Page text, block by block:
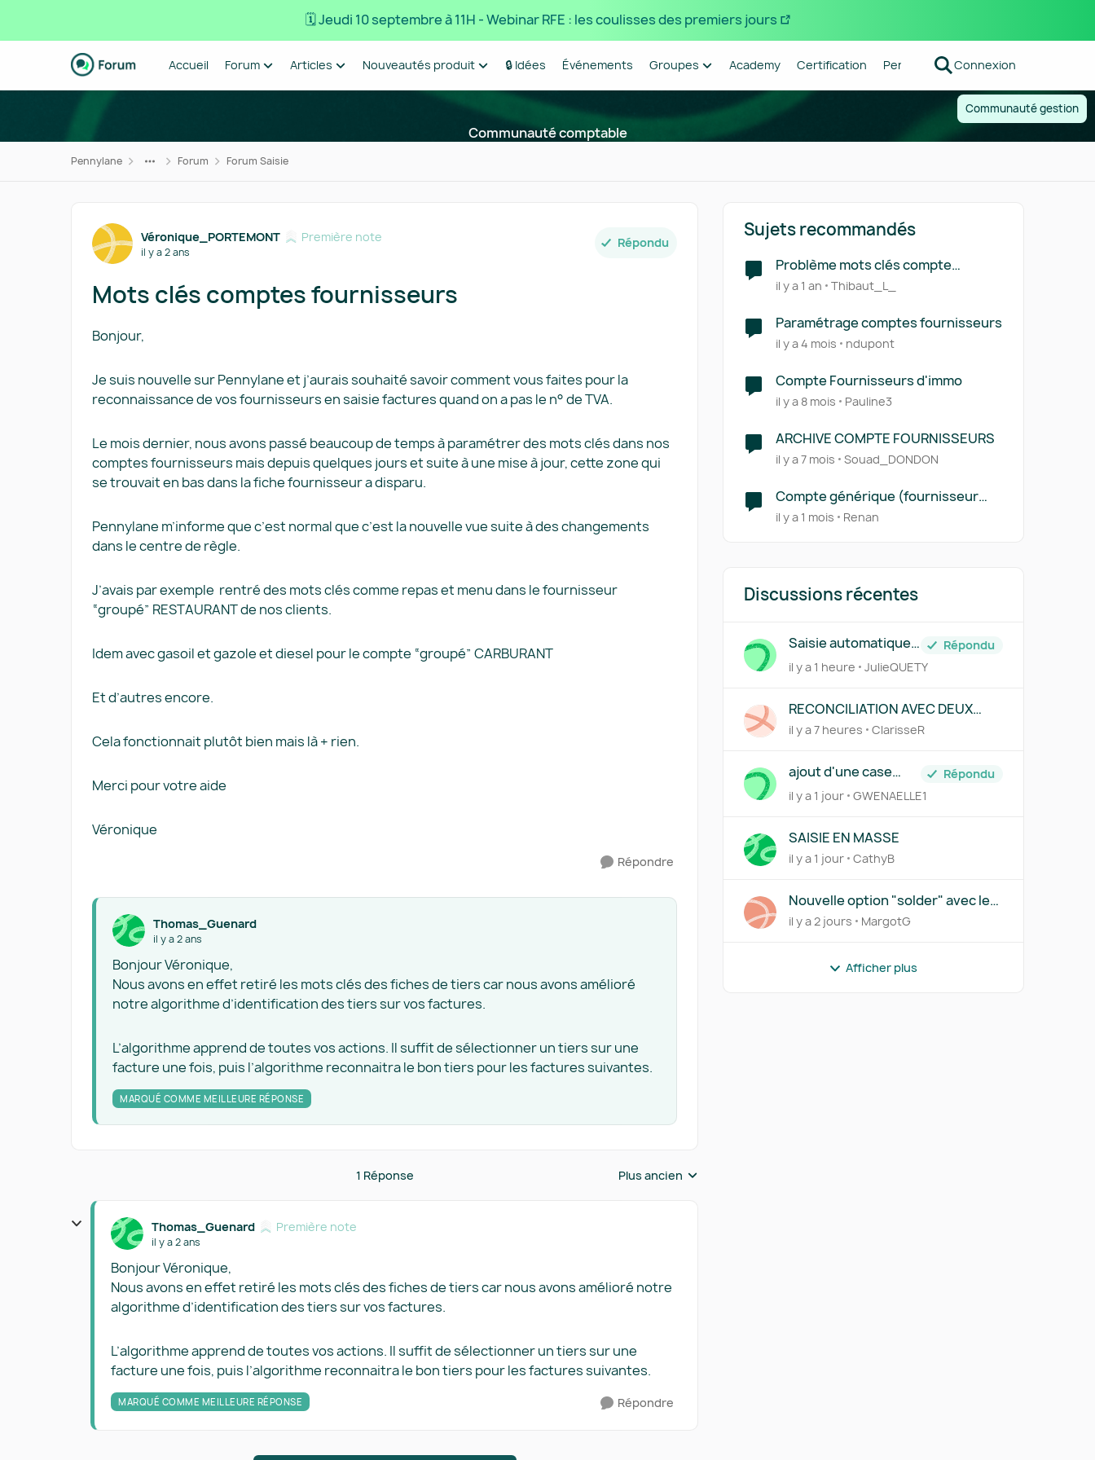
🗓️ Jeudi 10 septembre à 11H - Webinar RFE : les coulisses des premiers jours
Passer au contenu
Accueil Forum Articles Nouveautés produit 🔒 Idées Événements Groupes Academy Certification Pennylane Centre d'aide
Connexion
Communauté gestion
Communauté comptable
Pennylane Forum Forum Saisie
Forum Discussion
Véronique_PORTEMONT Première note
il y a 2 ans
Répondu
Mots clés comptes fournisseurs
Bonjour,
Je suis nouvelle sur Pennylane et j’aurais souhaité savoir comment vous faites pour la
reconnaissance de vos fournisseurs en saisie factures quand on a pas le n° de TVA.
Le mois dernier, nous avons passé beaucoup de temps à paramétrer des mots clés dans nos
comptes fournisseurs mais depuis quelques jours et suite à une mise à jour, cette zone qui
se trouvait en bas dans la fiche fournisseur a disparu.
Pennylane m’informe que c’est normal que c’est la nouvelle vue suite à des changements
dans le centre de règle.
J’avais par exemple rentré des mots clés comme repas et menu dans le fournisseur
“groupé” RESTAURANT de nos clients.
Idem avec gasoil et gazole et diesel pour le compte “groupé” CARBURANT
Et d’autres encore.
Cela fonctionnait plutôt bien mais là + rien.
Merci pour votre aide
Véronique
Répondre
Thomas_Guenard
il y a 2 ans
Bonjour Véronique,
Nous avons en effet retiré les mots clés des fiches de tiers car nous avons amélioré
notre algorithme d’identification des tiers sur vos factures.
L’algorithme apprend de toutes vos actions. Il suffit de sélectionner un tiers sur une
facture une fois, puis l’algorithme reconnaitra le bon tiers pour les factures suivantes.
MARQUÉ COMME MEILLEURE RÉPONSE
1 Réponse Réponses triées par
Plus ancien
Thomas_Guenard Première note
il y a 2 ans
Bonjour Véronique,
Nous avons en effet retiré les mots clés des fiches de tiers car nous avons amélioré notre
algorithme d’identification des tiers sur vos factures.
L’algorithme apprend de toutes vos actions. Il suffit de sélectionner un tiers sur une
facture une fois, puis l’algorithme reconnaitra le bon tiers pour les factures suivantes.
MARQUÉ COMME MEILLEURE RÉPONSE Répondre
Sujets recommandés
Problème mots clés compte
fournisseurs
il y a 1 an Thibaut_L_
Paramétrage comptes fournisseurs
il y a 4 mois ndupont
Compte Fournisseurs d'immo
il y a 8 mois Pauline3
ARCHIVE COMPTE FOURNISSEURS
il y a 7 mois Souad_DONDON
Compte générique (fournisseur
divers, transports, restaurants...)
il y a 1 mois Renan
Discussions récentes
Saisie automatique
des factures traitée
par Pennylane
Répondu
il y a 1 heure
JulieQUETY
RECONCILIATION AVEC DEUX
REGLEMENTS
il y a 7 heures ClarisseR
ajout d'une case
siren+suffixe
Répondu
il y a 1 jour GWENAELLE1
SAISIE EN MASSE
il y a 1 jour CathyB
Nouvelle option "solder" avec le
lettrage partiel
il y a 2 jours MargotG
Afficher plus